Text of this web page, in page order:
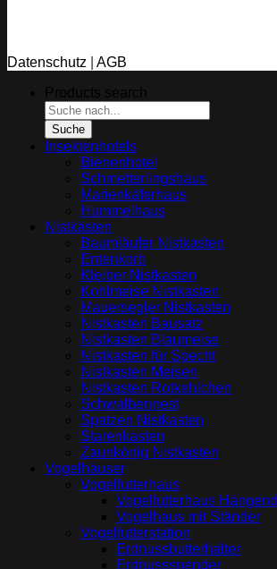
Datenschutz
AGB
Suche
Insektenhotels
Bienenhotel
Schmetterlingshaus
Marienkäferhaus
Hummelhaus
Nistkästen
Baumläufer Nistkasten
Entenkorb
Kleiber Nistkasten
Kohlmeise Nistkasten
Mauersegler Nistkasten
Nistkasten Bausatz
Nistkasten Blaumeise
Nistkasten für Specht
Nistkasten Meisen
Nistkasten Rotkehlchen
Schwalbennest
Spatzen Nistkasten
Starenkasten
Zaunkönig Nistkasten
Vogelhäuser
Vogelfutterhaus
Vogelfutterhaus Hängend
Vogelhaus mit Ständer
Vogelfutterstation
Erdnussbutterhalter
Erdnussspender